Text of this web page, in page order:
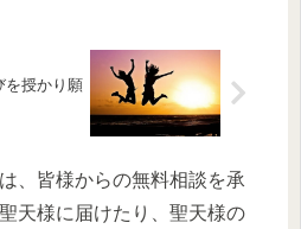
を授かり願
、皆様からの無料相談を承
天様に届けたり、聖天様の